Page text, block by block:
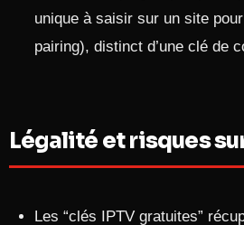
unique à saisir sur un site
pairing), distinct d’une clé de
Légalité et risques
Les “clés IPTV gratuites”